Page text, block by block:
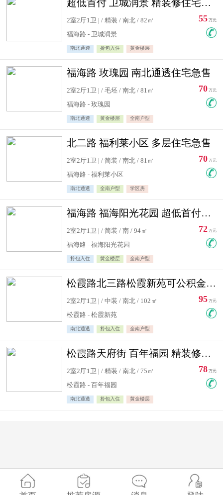
超低首付 卫城润景 精装修住宅急售 可公积金贷款
2室2厅1卫 | / 精装 / 南北 / 82㎡
福海路 - 卫城润景
南北通透 拎包入住 黄金楼层
55 万元
福海路 玫瑰园 南北通透住宅急售
2室2厅1卫 | / 毛坯 / 南北 / 81㎡
福海路 - 玫瑰园
南北通透 黄金楼层 全南户型
70 万元
北二路 福利莱小区 多层住宅急售
2室2厅1卫 | / 简装 / 南北 / 81㎡
福海路 - 福利莱小区
南北通透 全南户型 学区房
70 万元
福海路 福海阳光花园 超低首付住宅急售
2室2厅1卫 | / 简装 / 南 / 94㎡
福海路 - 福海阳光花园
拎包入住 黄金楼层 全南户型
72 万元
松霞路北三路松霞新苑可公积金贷款北小区南北通透住宅急售
2室2厅1卫 | / 中装 / 南北 / 102㎡
松霞路 - 松霞新苑
南北通透 拎包入住 全南户型
95 万元
松霞路天府街 百年福园 精装修住宅急售
2室2厅1卫 | / 精装 / 南北 / 75㎡
松霞路 - 百年福园
南北通透 拎包入住 黄金楼层
78 万元